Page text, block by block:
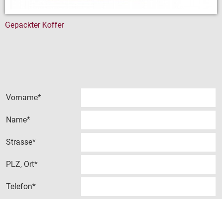
Gepackter Koffer
Vorname*
Name*
Strasse*
PLZ, Ort*
Telefon*